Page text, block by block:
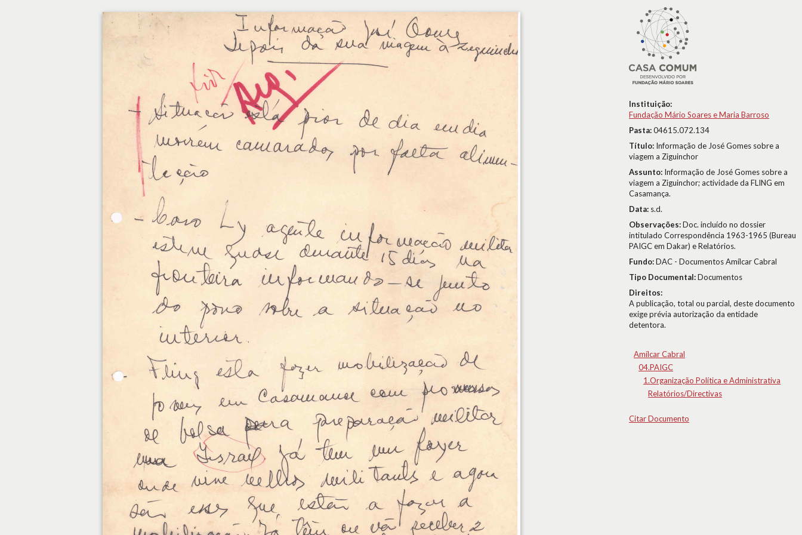
Instituição:
Fundação Mário Soares e Maria Barroso
Pasta:04615.072.134
Título: Informação de José Gomes sobre a
viagem a Ziguinchor
Assunto: Informação de José Gomes sobre a
viagem a Ziguinchor; actividade da FLING em
Casamança.
Data: s.d.
Observações:Doc. incluído no dossier
intitulado Correspondência 1963-1965 (Bureau
PAIGC em Dakar) e Relatórios.
Fundo:DAC - Documentos Amílcar Cabral
Tipo Documental:Documentos
Direitos:
A publicação, total ou parcial, deste documento
exige prévia autorização da entidade
detentora.
Amílcar Cabral
04.PAIGC
1.Organização Política e Administrativa
Relatórios/Directivas
Citar Documento